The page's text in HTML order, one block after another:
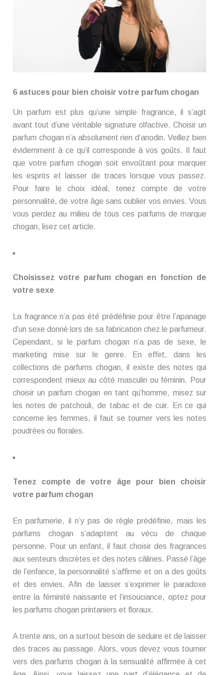
6 astuces pour bien choisir votre parfum chogan
Un parfum est plus qu’une simple fragrance, il s’agit
avant tout d’une véritable signature olfactive. Choisir un
parfum chogan n’a absolument rien d’anodin. Veillez bien
évidemment à ce qu’il corresponde à vos goûts. Il faut
que votre parfum chogan soit envoûtant pour marquer
les esprits et laisser de traces lorsque vous passez.
Pour faire le choix idéal, tenez compte de votre
personnalité, de votre âge sans oublier vos envies. Vous
vous perdez au milieu de tous ces parfums de marque
chogan, lisez cet article.
Choisissez votre parfum chogan en fonction de
votre sexe
La fragrance n’a pas été prédéfinie pour être l’apanage
d’un sexe donné lors de sa fabrication chez le parfumeur.
Cependant, si le parfum chogan n’a pas de sexe, le
marketing mise sur le genre. En effet, dans les
collections de parfums chogan, il existe des notes qui
correspondent mieux au côté masculin ou féminin. Pour
choisir un parfum chogan en tant qu’homme, misez sur
les notes de patchouli, de tabac et de cuir. En ce qui
concerne les femmes, il faut se tourner vers les notes
poudrées ou florales.
Tenez compte de votre âge pour bien choisir
votre parfum chogan
En parfumerie, il n’y pas de règle prédéfinie, mais les
parfums chogan s’adaptent au vécu de chaque
personne. Pour un enfant, il faut choisir des fragrances
aux senteurs discrètes et des notes câlines. Passé l’âge
de l’enfance, la personnalité s’affirme et on a des goûts
et des envies. Afin de laisser s’exprimer le paradoxe
entre la féminité naissante et l’insouciance, optez pour
les parfums chogan printaniers et floraux.
A trente ans, on a surtout besoin de séduire et de laisser
des traces au passage. Alors, vous devez vous tourner
vers des parfums chogan à la sensualité affirmée à cet